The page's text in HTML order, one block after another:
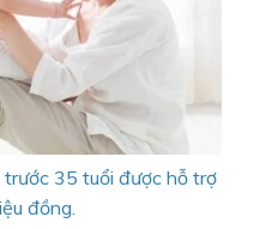
35 tuổi được hỗ trợ
đồng.